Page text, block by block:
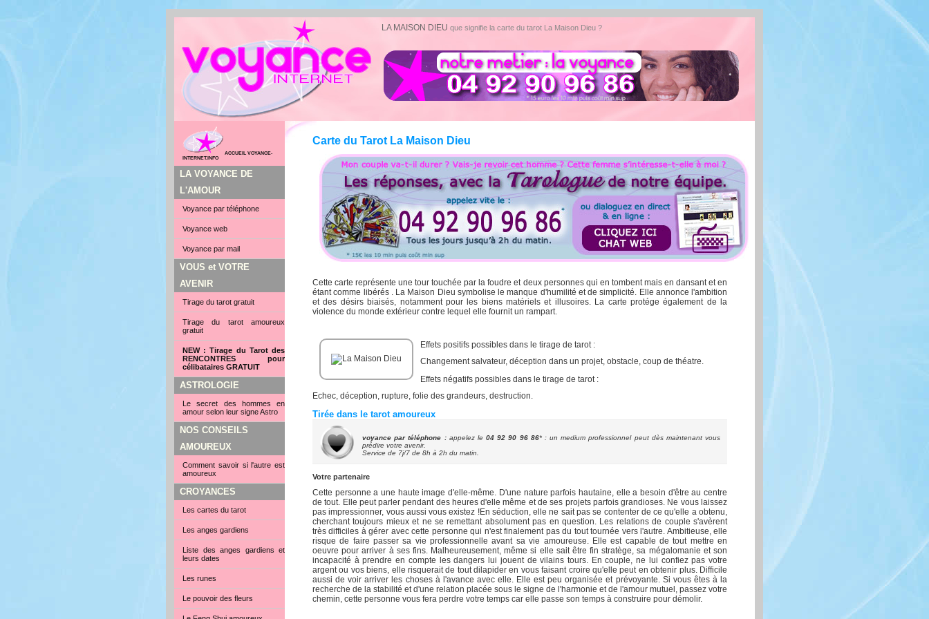
LA MAISON DIEU que signifie la carte du tarot La Maison Dieu ?
ACCUEIL VOYANCE-
INTERNET.INFO
LA VOYANCE DE
L'AMOUR
Voyance par téléphone
Voyance web
Voyance par mail
VOUS et VOTRE
AVENIR
Tirage du tarot gratuit
Tirage du tarot amoureux
gratuit
NEW : Tirage du Tarot des
RENCONTRES pour
célibataires GRATUIT
ASTROLOGIE
Le secret des hommes en
amour selon leur signe Astro
NOS CONSEILS
AMOUREUX
Comment savoir si l'autre est
amoureux
CROYANCES
Les cartes du tarot
Les anges gardiens
Liste des anges gardiens et
leurs dates
Les runes
Le pouvoir des fleurs
Carte du Tarot La Maison Dieu
Cette carte représente une tour touchée par la foudre et deux personnes qui en tombent mais en dansant et en
étant comme libérés . La Maison Dieu symbolise le manque d'humilité et de simplicité. Elle annonce l'ambition
et des désirs biaisés, notamment pour les biens matériels et illusoires. La carte protége également de la
violence du monde extérieur contre lequel elle fournit un rampart.
Effets positifs possibles dans le tirage de tarot :
Changement salvateur, déception dans un projet, obstacle, coup de théatre.
Effets négatifs possibles dans le tirage de tarot :
Echec, déception, rupture, folie des grandeurs, destruction.
Tirée dans le tarot amoureux
voyance par téléphone :appelez le 04 92 90 96 86* : un medium professionnel peut dès maintenant vous
prédire votre avenir.
Service de 7j/7 de 8h à 2h du matin.
Votre partenaire
Cette personne a une haute image d'elle-même. D'une nature parfois hautaine, elle a besoin d'être au centre
de tout. Elle peut parler pendant des heures d'elle même et de ses projets parfois grandioses. Ne vous laissez
pas impressionner, vous aussi vous existez !En séduction, elle ne sait pas se contenter de ce qu'elle a obtenu,
cherchant toujours mieux et ne se remettant absolument pas en question. Les relations de couple s'avèrent
très difficiles à gérer avec cette personne qui n'est finalement pas du tout tournée vers l'autre. Ambitieuse, elle
risque de faire passer sa vie professionnelle avant sa vie amoureuse. Elle est capable de tout mettre en
oeuvre pour arriver à ses fins. Malheureusement, même si elle sait être fin stratège, sa mégalomanie et son
incapacité à prendre en compte les dangers lui jouent de vilains tours. En couple, ne lui confiez pas votre
argent ou vos biens, elle risquerait de tout dilapider en vous faisant croire qu'elle peut en obtenir plus. Difficile
aussi de voir arriver les choses à l'avance avec elle. Elle est peu organisée et prévoyante. Si vous êtes à la
recherche de la stabilité et d'une relation placée sous le signe de l'harmonie et de l'amour mutuel, passez votre
chemin, cette personne vous fera perdre votre temps car elle passe son temps à construire pour démolir.